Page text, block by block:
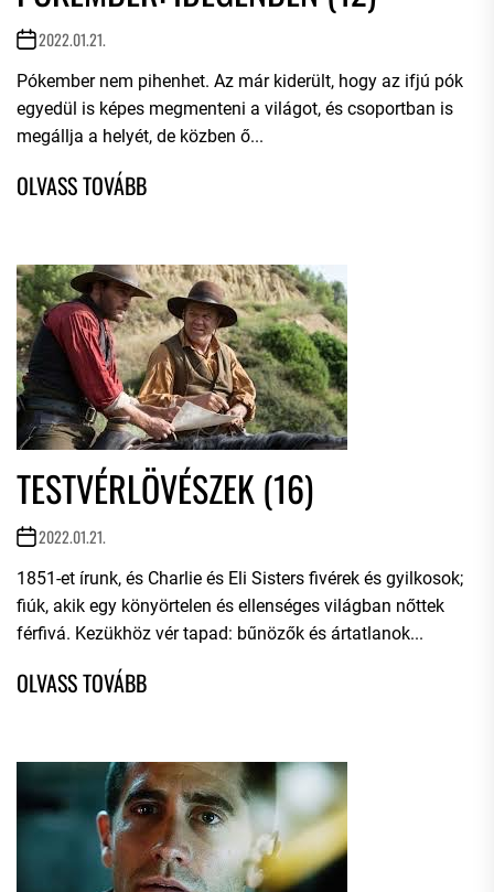
2022.01.21.
Pókember nem pihenhet. Az már kiderült, hogy az ifjú pók
egyedül is képes megmenteni a világot, és csoportban is
megállja a helyét, de közben ő...
TESTVÉRLÖVÉSZEK (16)
2022.01.21.
1851-et írunk, és Charlie és Eli Sisters fivérek és gyilkosok;
fiúk, akik egy könyörtelen és ellenséges világban nőttek
férfivá. Kezükhöz vér tapad: bűnözők és ártatlanok...